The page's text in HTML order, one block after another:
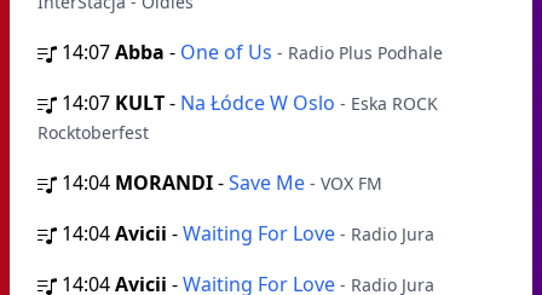
14:07Abba - One of Us - Radio Plus Podhale
14:07 KULT- Na Łódce W Oslo - Eska ROCK
Rocktoberfest
14:04 MORANDI-Save Me - VOX FM
14:04Avicii -Waiting For Love - Radio Jura
14:04Avicii -Waiting For Love - Radio Jura